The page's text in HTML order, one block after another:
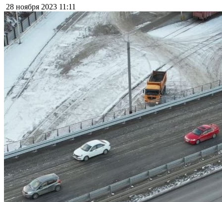
28 ноября 2023 11:11